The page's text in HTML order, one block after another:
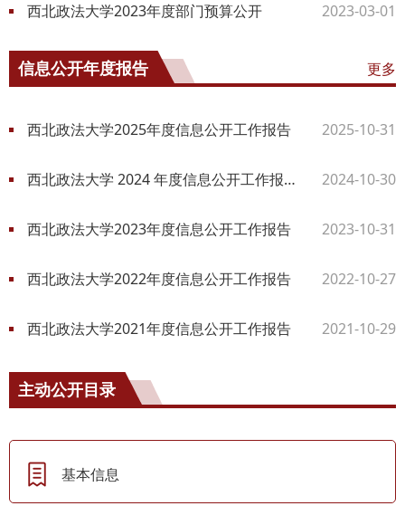
2023-03-01
西北政法大学2023年度部门预算公开
更多
信息公开年度报告
2025-10-31
西北政法大学2025年度信息公开工作报告
2024-10-30
西北政法大学 2024 年度信息公开工作报告
2023-10-31
西北政法大学2023年度信息公开工作报告
2022-10-27
西北政法大学2022年度信息公开工作报告
2021-10-29
西北政法大学2021年度信息公开工作报告
主动公开目录
基本信息